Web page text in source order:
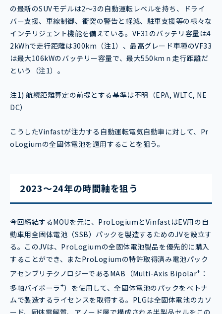
の最新のSUVモデルは2〜3の自動運転レベルを持ち、ドライ
バー支援、車線制御、衝突の警告と軽減、駐車支援等の様々な
インテリジェント機能を備えている。VF31のバッテリ容量は4
2kWhで走行距離は300km（注1）、最高グレード車種のVF33
は最大106kWのバッテリー容量で、最大550kmｎ走行距離だ
という（注1）。
注1) 航続距離算定の前提とする基準は不明（EPA, WLTC, NE
DC）
こうしたVinfastが注力する自動運転電気自動車に対して、Pr
oLogiumの全固体電池を適用することを狙う。
2023～24年の時間軸を狙う
今回締結するMOUを元に、ProLogiumとVinfastはEV用の自
動車用全固体電池（SSB）パックを製造するためのJVを設立す
る。このJVは、ProLogiumの全固体電池製品を優先的に購入
することができ、またProLogiumの特許取得済み電池パック
アセンブリテクノロジーであるMAB（Multi-Axis Bipolar+ ：
多軸バイポーラ+）を使用して、全固体電池のパックをベトナ
ムで製造するライセンスを取得する。PLGは全固体電池のカソ